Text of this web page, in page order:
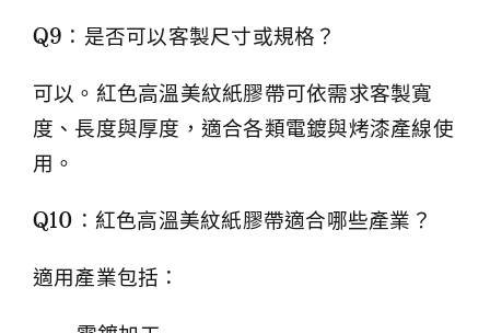
Q9：是否可以客製尺寸或規格？
可以。紅色高溫美紋紙膠帶可依需求客製寬
度、長度與厚度，適合各類電鍍與烤漆產線使
用。
Q10：紅色高溫美紋紙膠帶適合哪些產業？
適用產業包括：